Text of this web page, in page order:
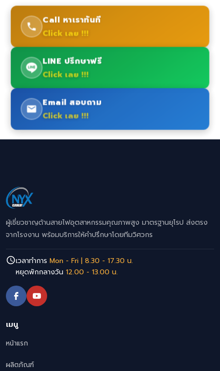
Call หาเราทันที
Click เลย !!!
LINE ปรึกษาฟรี
Click เลย !!!
Email สอบถาม
Click เลย !!!
ผู้เชี่ยวชาญด้านสายไฟอุตสาหกรรมคุณภาพสูง มาตรฐานยุโรป ส่งตรง
จากโรงงาน พร้อมบริการให้คำปรึกษาโดยทีมวิศวกร
เวลาทำการ Mon - Fri | 8.30 - 17.30 น.
หยุดพักกลางวัน 12.00 - 13.00 น.
เมนู
หน้าแรก
ผลิตภัณฑ์